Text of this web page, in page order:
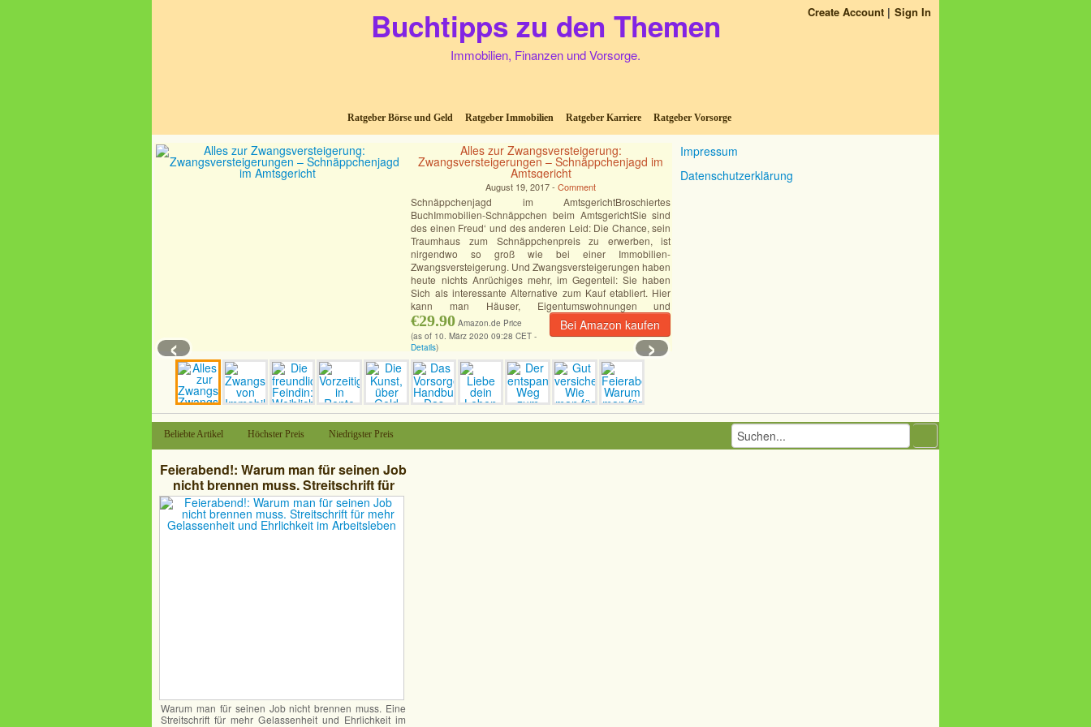
Create Account Sign In
Buchtipps zu den Themen
Immobilien, Finanzen und Vorsorge.
Ratgeber Börse und Geld Ratgeber Immobilien Ratgeber Karriere Ratgeber Vorsorge
Alles zur Zwangsversteigerung:
Zwangsversteigerungen – Schnäppchenjagd im
Amtsgericht
August 19, 2017 -Comment
Schnäppchenjagd im AmtsgerichtBroschiertes
BuchImmobilien-Schnäppchen beim AmtsgerichtSie sind
des einen Freud‘ und des anderen Leid: Die Chance, sein
Traumhaus zum Schnäppchenpreis zu erwerben, ist
nirgendwo so groß wie bei einer Immobilien-
Zwangsversteigerung. Und Zwangsversteigerungen haben
heute nichts Anrüchiges mehr, im Gegenteil: Sie haben
Sich als interessante Alternative zum Kauf etabliert. Hier
kann man Häuser, Eigentumswohnungen und
Grundstücke[Mehr] Bei Amazon kaufen
€29.90 Amazon.de Price
(as of 10. März 2020 09:28 CET -
Details)
‹ ›
Impressum
Datenschutzerklärung
Beliebte Artikel Höchster Preis Niedrigster Preis
Feierabend!: Warum man für seinen Job
nicht brennen muss. Streitschrift für
mehr Gelassenheit und Ehrlichkeit im
Arbeitsleben
Warum man für seinen Job nicht brennen muss. Eine
Streitschrift für mehr Gelassenheit und Ehrlichkeit im